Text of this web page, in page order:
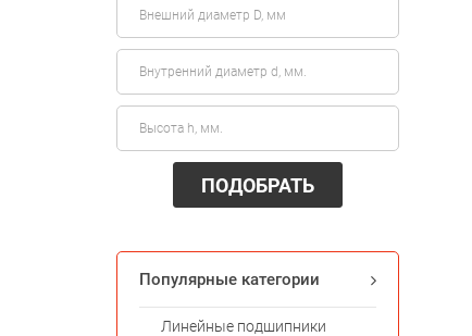
ПОДОБРАТЬ
Популярные категории
Линейные подшипники